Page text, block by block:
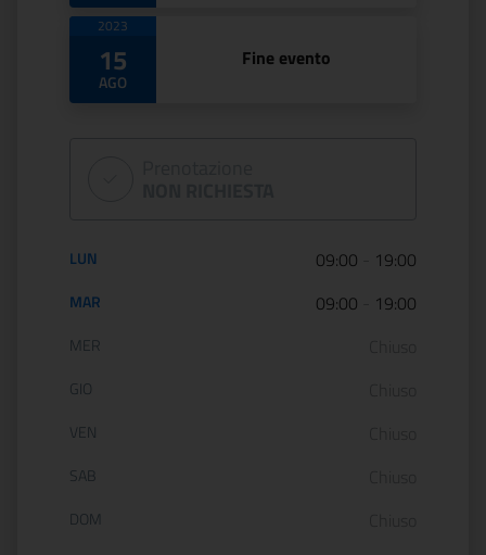
2023
15
AGO
Fine evento
Orario di apertura:
LUN 09:00 19:00
MAR 09:00 19:00
MER
GIO
VEN
SAB
DOM